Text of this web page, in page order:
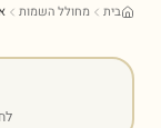
בית מחולל השמות